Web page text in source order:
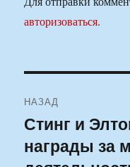
авторизоваться.
по
записям
НАЗАД
Предыдущая
запись:
Стинг и
награды за